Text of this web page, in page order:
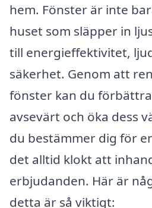
hem. Fönster är inte
huset som släpper in
till energieffektivitet,
säkerhet. Genom att
fönster kan du
avsevärt och öka dess
du bestämmer dig för
det alltid klokt att
erbjudanden. Här är
detta är så viktigt: